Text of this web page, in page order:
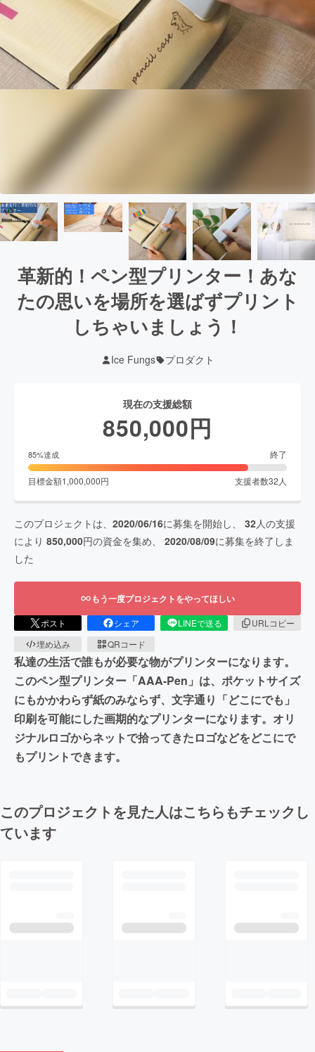
革新的！ペン型プリンター！あな
たの思いを場所を選ばずプリント
しちゃいましょう！
Ice Fungs プロダクト
現在の支援総額
850,000円
85%達成 終了
目標金額1,000,000円 支援者数32 人
このプロジェクトは、 2020/06/16に募集を開始し、 32人の支援
により 850,000円の資金を集め、 2020/08/09に募集を終了しま
した
もう一度プロジェクトをやってほしい
ポスト シェア LINEで送る
URLコピー
埋め込み
QRコード
私達の生活で誰もが必要な物がプリンターになります。
このペン型プリンター「AAA-Pen」は、ポケットサイズ
にもかかわらず紙のみならず、文字通り「どこにでも」
印刷を可能にした画期的なプリンターになります。オリ
ジナルロゴからネットで拾ってきたロゴなどをどこにで
もプリントできます。
このプロジェクトを見た人はこちらもチェックし
ています